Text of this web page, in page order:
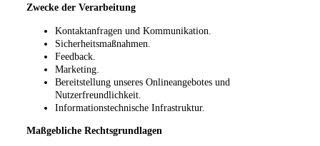
Zwecke der Verarbeitung
Kontaktanfragen und Kommunikation.
Sicherheitsmaßnahmen.
Feedback.
Marketing.
Bereitstellung unseres Onlineangebotes und
Nutzerfreundlichkeit.
Informationstechnische Infrastruktur.
Maßgebliche Rechtsgrundlagen